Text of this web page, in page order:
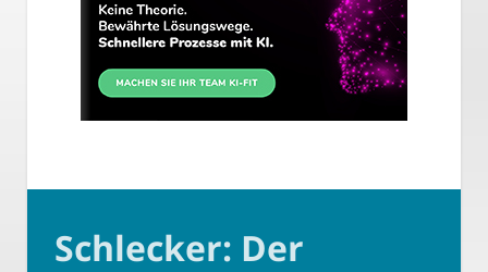
Schlecker: Der